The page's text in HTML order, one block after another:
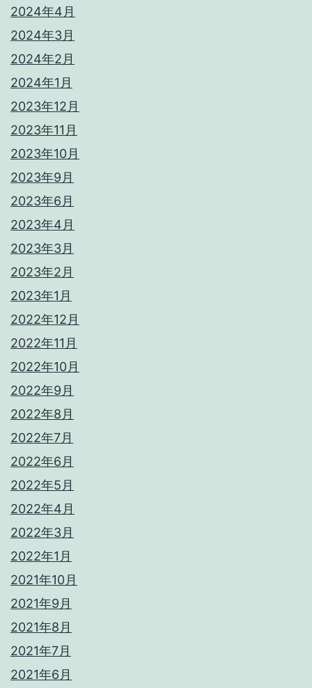
2024年4月
2024年3月
2024年2月
2024年1月
2023年12月
2023年11月
2023年10月
2023年9月
2023年6月
2023年4月
2023年3月
2023年2月
2023年1月
2022年12月
2022年11月
2022年10月
2022年9月
2022年8月
2022年7月
2022年6月
2022年5月
2022年4月
2022年3月
2022年1月
2021年10月
2021年9月
2021年8月
2021年7月
2021年6月